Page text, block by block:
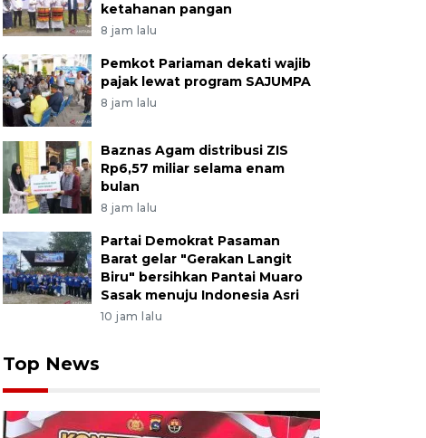
ketahanan pangan
8 jam lalu
Pemkot Pariaman dekati wajib
pajak lewat program SAJUMPA
8 jam lalu
Baznas Agam distribusi ZIS
Rp6,57 miliar selama enam
bulan
8 jam lalu
Partai Demokrat Pasaman
Barat gelar "Gerakan Langit
Biru" bersihkan Pantai Muaro
Sasak menuju Indonesia Asri
10 jam lalu
Top News